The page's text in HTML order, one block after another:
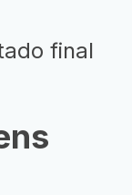
final